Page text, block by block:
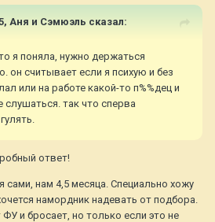
Аня и Сэмюэль сказал:
я поняла, нужно держаться
он считывает если я психую и без
или на работе какой-то п%%дец и
слушаться. так что сперва
ответ!
сами, нам 4,5 месяца. Специально хожу
намордник надевать от подбора.
и бросает, но только если это не